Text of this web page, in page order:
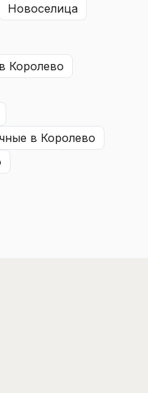
новоселица
в Королево
в Королево